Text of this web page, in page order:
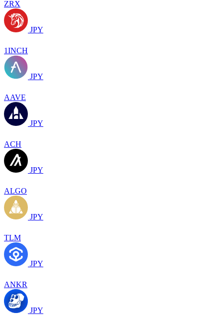
ZRX
JPY
1INCH
JPY
AAVE
JPY
ACH
JPY
ALGO
JPY
TLM
JPY
ANKR
JPY